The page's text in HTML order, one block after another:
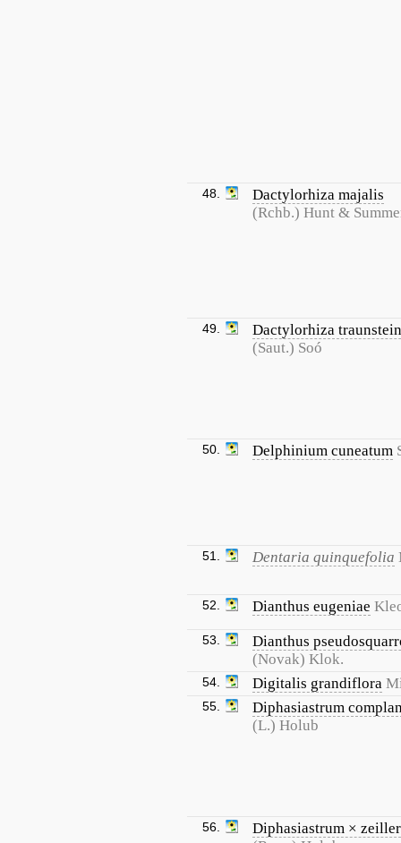
48.
Dactylorhiza majalis
(Rchb.) Hunt &
49.
Dactylorhiza
(Saut.) Soó
50. Delphinium cuneatum
51. Dentaria quinquefolia
52. Dianthus eugeniae
53.
Dianthus
(Novak) Klok.
54. Digitalis grandiflora
55.
Diphasiastrum
(L.) Holub
56.
Diphasiastrum ×